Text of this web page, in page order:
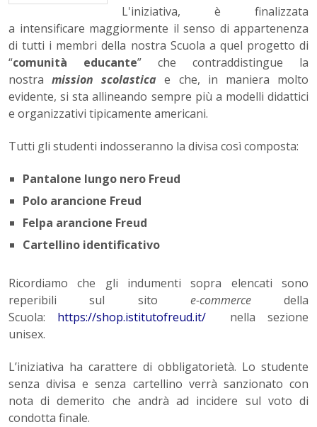
L'iniziativa, è finalizzata
a intensificare maggiormente il senso di appartenenza
di tutti i membri della nostra Scuola a quel progetto di
“comunità educante” che contraddistingue la
nostra mission scolastica e che, in maniera molto
evidente, si sta allineando sempre più a modelli didattici
e organizzativi tipicamente americani.
Tutti gli studenti indosseranno la divisa così composta:
Pantalone lungo nero Freud
Polo arancione Freud
Felpa arancione Freud
Cartellino identificativo
Ricordiamo che gli indumenti sopra elencati sono
reperibili sul sito e-commercedella
Scuola: https://shop.istitutofreud.it/ nella sezione
unisex.
L’iniziativa ha carattere di obbligatorietà. Lo studente
senza divisa e senza cartellino verrà sanzionato con
nota di demerito che andrà ad incidere sul voto di
condotta finale.